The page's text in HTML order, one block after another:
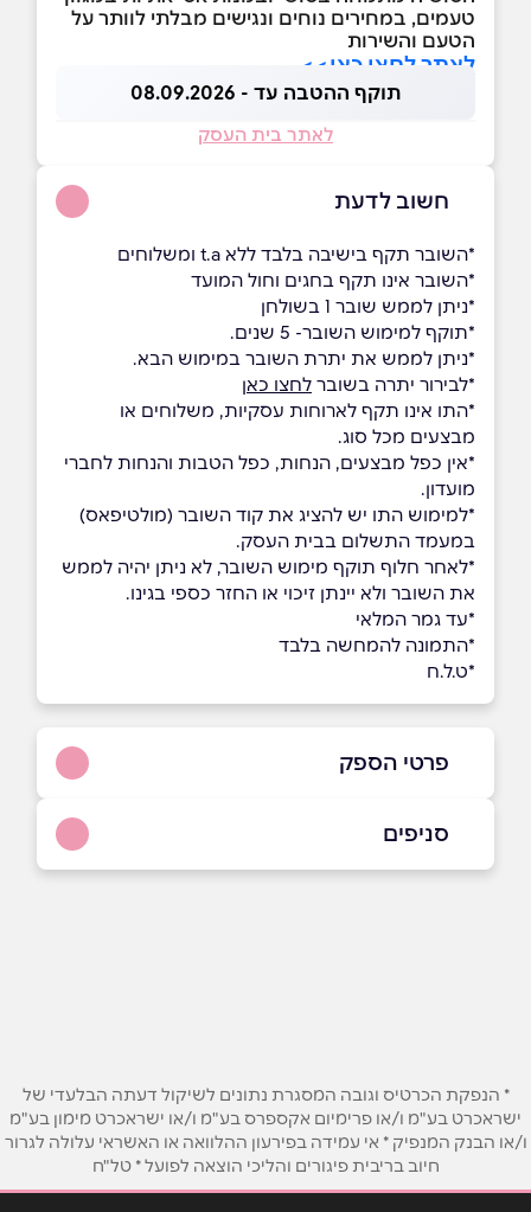
טעמים, במחירים נוחים ונגישים מבלתי לוותר על
הטעם והשירות
לאתר לחצו כאן>>
תוקף ההטבה עד - 08.09.2026
לאתר בית העסק
חשוב לדעת
*השובר תקף בישיבה בלבד ללא t.a ומשלוחים
*השובר אינו תקף בחגים וחול המועד
*ניתן לממש שובר 1 בשולחן
*תוקף למימוש השובר- 5 שנים.
*ניתן לממש את יתרת השובר במימוש הבא.
*לבירור יתרה בשובר לחצו כאן
*התו אינו תקף לארוחות עסקיות, משלוחים או
מבצעים מכל סוג.
*אין כפל מבצעים, הנחות, כפל הטבות והנחות לחברי
מועדון.
*למימוש התו יש להציג את קוד השובר (מולטיפאס)
במעמד התשלום בבית העסק.
*לאחר חלוף תוקף מימוש השובר, לא ניתן יהיה לממש
את השובר ולא יינתן זיכוי או החזר כספי בגינו.
*עד גמר המלאי
*התמונה להמחשה בלבד
*ט.ל.ח
פרטי הספק
באתר בפייסבוק באינסטגרם
אימייל*
סניפים
השריון 1
9969*
* הנפקת הכרטיס וגובה המסגרת נתונים לשיקול דעתה הבלעדי של
ישראכרט בע"מ ו/או פרימיום אקספרס בע"מ ו/או ישראכרט מימון בע"מ
ו/או הבנק המנפיק * אי עמידה בפירעון ההלוואה או האשראי עלולה לגרור
חיוב בריבית פיגורים והליכי הוצאה לפועל * טל"ח